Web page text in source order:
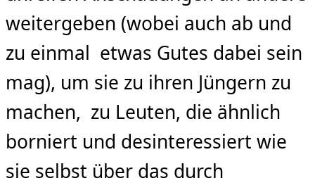
weitergeben (wobei auch ab und
zu einmal etwas Gutes dabei sein
mag), um sie zu ihren Jüngern zu
machen, zu Leuten, die ähnlich
borniert und desinteressiert wie
sie selbst über das durch